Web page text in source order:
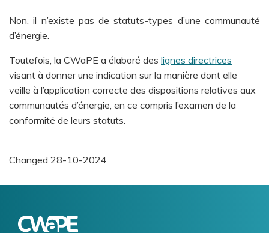
Non, il n’existe pas de statuts-types d’une communauté
d’énergie.
Toutefois, la CWaPE a élaboré des lignes directrices
visant à donner une indication sur la manière dont elle
veille à l’application correcte des dispositions relatives aux
communautés d’énergie, en ce compris l’examen de la
conformité de leurs statuts.
Changed 28-10-2024